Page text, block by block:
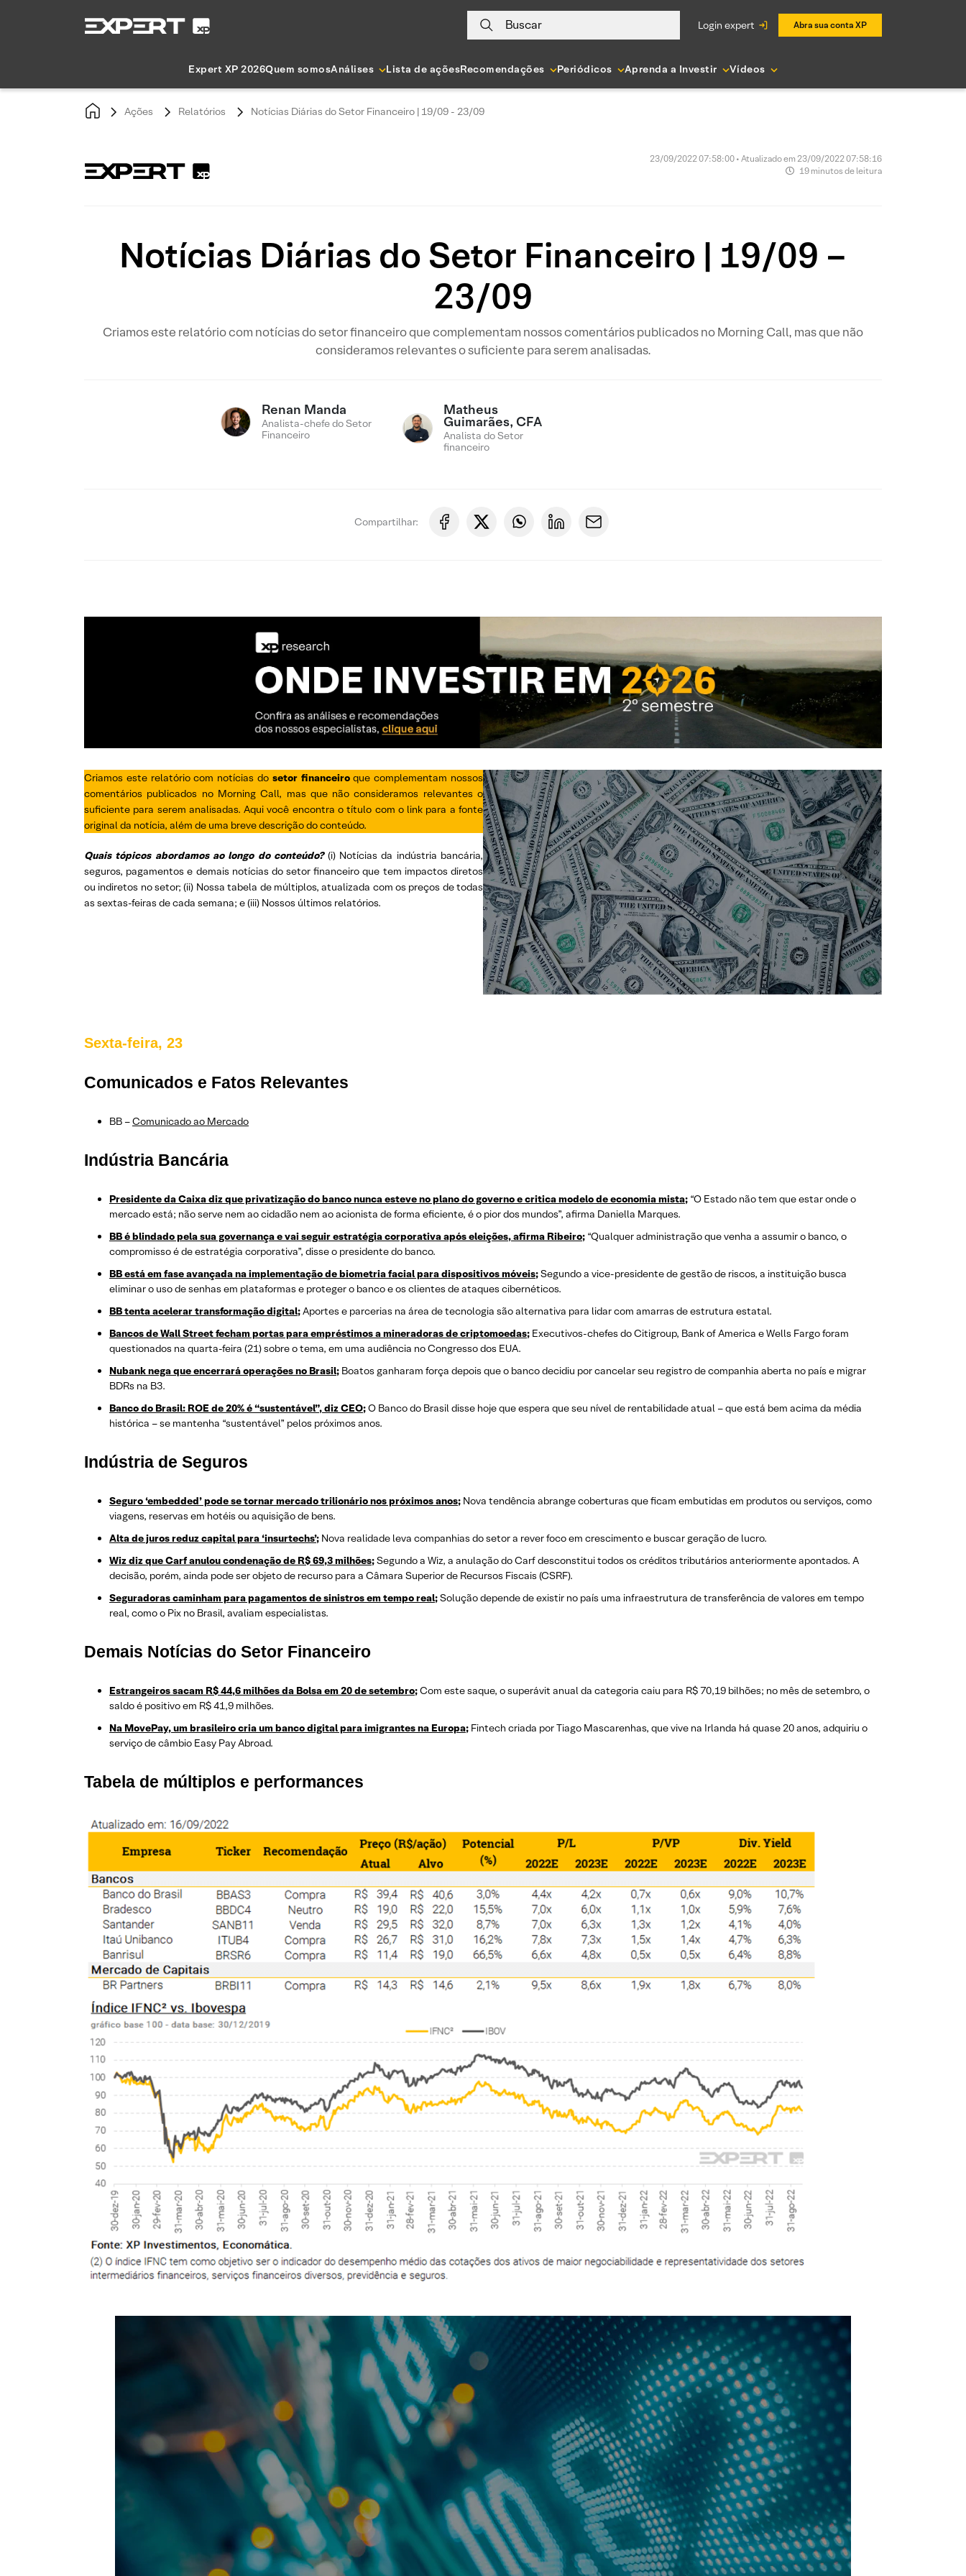
Buscar login expert Abra sua conta XP
Expert XP 2026Quem somosAnálises Lista de açõesRecomendações Periódicos Aprenda a Investir Vídeos
Ações Relatórios Notícias Diárias do Setor Financeiro | 19/09 - 23/09
23/09/2022 07:58:00 • Atualizado em 23/09/2022 07:58:16
19 minutos de leitura
Notícias Diárias do Setor Financeiro | 19/09 –
23/09
Criamos este relatório com notícias do setor financeiro que complementam nossos comentários publicados no Morning Call, mas que não
consideramos relevantes o suficiente para serem analisadas.
Renan Manda
Analista-chefe do Setor
Financeiro
Matheus
Guimarães, CFA
Analista do Setor
financeiro
Compartilhar:
Criamos este relatório com notícias do setor financeiroque complementam nossos
comentários publicados no Morning Call, mas que não consideramos relevantes o
suficiente para serem analisadas. Aqui você encontra o título com o link para a fonte
original da notícia, além de uma breve descrição do conteúdo.
Quais tópicos abordamos ao longo do conteúdo? (i) Notícias da indústria bancária,
seguros, pagamentos e demais notícias do setor financeiro que tem impactos diretos
ou indiretos no setor; (ii) Nossa tabela de múltiplos, atualizada com os preços de todas
as sextas-feiras de cada semana; e (iii) Nossos últimos relatórios.
Sexta-feira, 23
Comunicados e Fatos Relevantes
BB –Comunicado ao Mercado
Indústria Bancária
Presidente da Caixa diz que privatização do banco nunca esteve no plano do governo e critica modelo de economia mista; “O Estado não tem que estar onde o
mercado está; não serve nem ao cidadão nem ao acionista de forma eficiente, é o pior dos mundos”, afirma Daniella Marques.
BB é blindado pela sua governança e vai seguir estratégia corporativa após eleições, afirma Ribeiro; “Qualquer administração que venha a assumir o banco, o
compromisso é de estratégia corporativa”, disse o presidente do banco.
BB está em fase avançada na implementação de biometria facial para dispositivos móveis;Segundo a vice-presidente de gestão de riscos, a instituição busca
eliminar o uso de senhas em plataformas e proteger o banco e os clientes de ataques cibernéticos.
BB tenta acelerar transformação digital;Aportes e parcerias na área de tecnologia são alternativa para lidar com amarras de estrutura estatal.
Bancos de Wall Street fecham portas para empréstimos a mineradoras de criptomoedas; Executivos-chefes do Citigroup, Bank of America e Wells Fargo foram
questionados na quarta-feira (21) sobre o tema, em uma audiência no Congresso dos EUA.
Nubank nega que encerrará operações no Brasil; Boatos ganharam força depois que o banco decidiu por cancelar seu registro de companhia aberta no país e migrar
BDRs na B3.
Banco do Brasil: ROE de 20% é “sustentável”, diz CEO;O Banco do Brasil disse hoje que espera que seu nível de rentabilidade atual – que está bem acima da média
histórica – se mantenha “sustentável” pelos próximos anos.
Indústria de Seguros
Seguro ‘embedded’ pode se tornar mercado trilionário nos próximos anos; Nova tendência abrange coberturas que ficam embutidas em produtos ou serviços, como
viagens, reservas em hotéis ou aquisição de bens.
Alta de juros reduz capital para ‘insurtechs’; Nova realidade leva companhias do setor a rever foco em crescimento e buscar geração de lucro.
Wiz diz que Carf anulou condenação de R$ 69,3 milhões;Segundo a Wiz, a anulação do Carf desconstitui todos os créditos tributários anteriormente apontados. A
decisão, porém, ainda pode ser objeto de recurso para a Câmara Superior de Recursos Fiscais (CSRF).
Seguradoras caminham para pagamentos de sinistros em tempo real;Solução depende de existir no país uma infraestrutura de transferência de valores em tempo
real, como o Pix no Brasil, avaliam especialistas.
Demais Notícias do Setor Financeiro
Estrangeiros sacam R$ 44,6 milhões da Bolsa em 20 de setembro;Com este saque, o superávit anual da categoria caiu para R$ 70,19 bilhões; no mês de setembro, o
saldo é positivo em R$ 41,9 milhões.
Na MovePay, um brasileiro cria um banco digital para imigrantes na Europa; Fintech criada por Tiago Mascarenhas, que vive na Irlanda há quase 20 anos, adquiriu o
serviço de câmbio Easy Pay Abroad.
Tabela de múltiplos e performances